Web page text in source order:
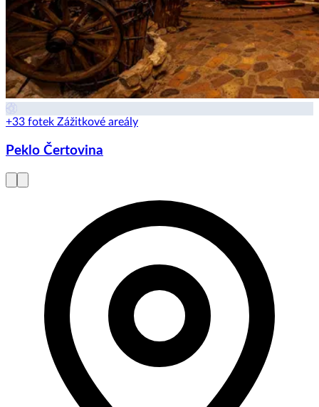
+33 fotek Zážitkové areály
Peklo Čertovina